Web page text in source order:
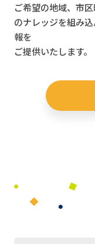
ご希望の地域、市
のナレッジを組み
報を
ご提供いたします。